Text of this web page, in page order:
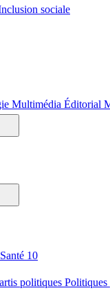
sociale
Multimédia Éditorial
Santé 10
politiques Politiques